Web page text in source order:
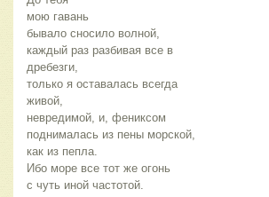
мою гавань
бывало сносило волной,
каждый раз разбивая все в
дребезги,
только я оставалась всегда
живой,
невредимой, и, фениксом
поднималась из пены морской,
как из пепла.
Ибо море все тот же огонь
с чуть иной частотой.